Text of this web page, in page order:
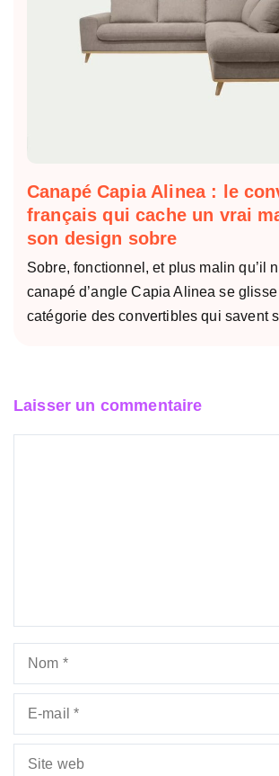
Canapé Capia Alinea : le
français qui cache un vrai
son design sobre
Sobre, fonctionnel, et plus malin qu’il
canapé d’angle Capia Alinea se
catégorie des convertibles qui savent
Laisser un commentaire
Nom
Site